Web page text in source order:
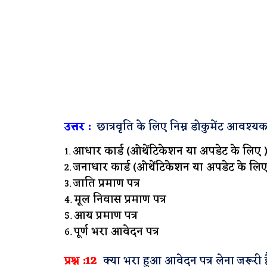
उत्तर :छात्रवृति के लिए निम्न डोकुमेंट
आधार कार्ड (ओथेंटिकेशन या अपडेट के लिए )
जनाधार कार्ड (ओथेंटिकेशन या अपडेट के
जाति प्रमाण पत्र
मूल निवास प्रमाण पत्र
आय प्रमाण पत्र
पूर्ण भरा आवेदन पत्र
प्रश्न :12 क्या भरा हुआ आवेदन पत्र लेना जरूरी